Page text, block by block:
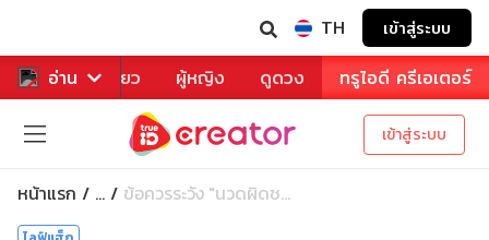
TH เข้าสู่ระบบ
อ่าน
หาร ท่องเที่ยว ผู้หญิง ดูดวง ทรูไอดี ครีเอเตอร์
เข้าสู่ระบบ
หน้าแรก ... ข้อควรระวัง "นวดผิดช...